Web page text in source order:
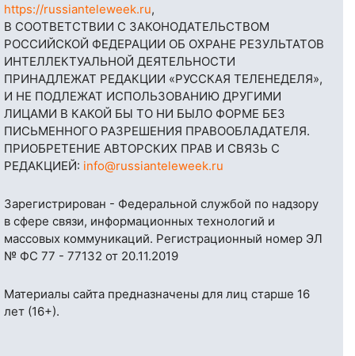
https://russianteleweek.ru,
В СООТВЕТСТВИИ С ЗАКОНОДАТЕЛЬСТВОМ
РОССИЙСКОЙ ФЕДЕРАЦИИ ОБ ОХРАНЕ РЕЗУЛЬТАТОВ
ИНТЕЛЛЕКТУАЛЬНОЙ ДЕЯТЕЛЬНОСТИ
ПРИНАДЛЕЖАТ РЕДАКЦИИ «РУССКАЯ ТЕЛЕНЕДЕЛЯ»,
И НЕ ПОДЛЕЖАТ ИСПОЛЬЗОВАНИЮ ДРУГИМИ
ЛИЦАМИ В КАКОЙ БЫ ТО НИ БЫЛО ФОРМЕ БЕЗ
ПИСЬМЕННОГО РАЗРЕШЕНИЯ ПРАВООБЛАДАТЕЛЯ.
ПРИОБРЕТЕНИЕ АВТОРСКИХ ПРАВ И СВЯЗЬ С
РЕДАКЦИЕЙ: info@russianteleweek.ru
Зарегистрирован - Федеральной службой по надзору
в сфере связи, информационных технологий и
массовых коммуникаций. Регистрационный номер ЭЛ
№ ФС 77 - 77132 от 20.11.2019
Материалы сайта предназначены для лиц старше 16
лет (16+).